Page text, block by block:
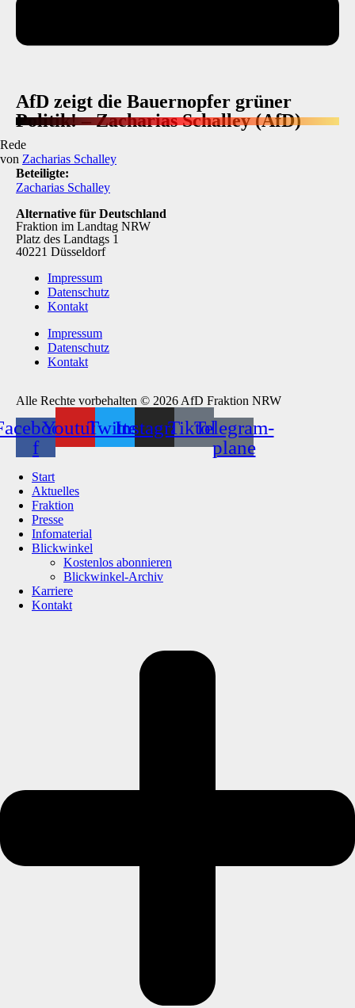
AfD zeigt die Bauernopfer grüner
Politik! – Zacharias Schalley (AfD)
Rede
von Zacharias Schalley
Beteiligte:
Zacharias Schalley
Alternative für Deutschland
Fraktion im Landtag NRW
Platz des Landtags 1
40221 Düsseldorf
Impressum
Datenschutz
Kontakt
Impressum
Datenschutz
Kontakt
Alle Rechte vorbehalten © 2026 AfD Fraktion NRW
f
YoutubeTwitterInstagramTiktokTelegram-
plane
Start
Aktuelles
Fraktion
Presse
Infomaterial
Blickwinkel
Kostenlos abonnieren
Blickwinkel-Archiv
Karriere
Kontakt